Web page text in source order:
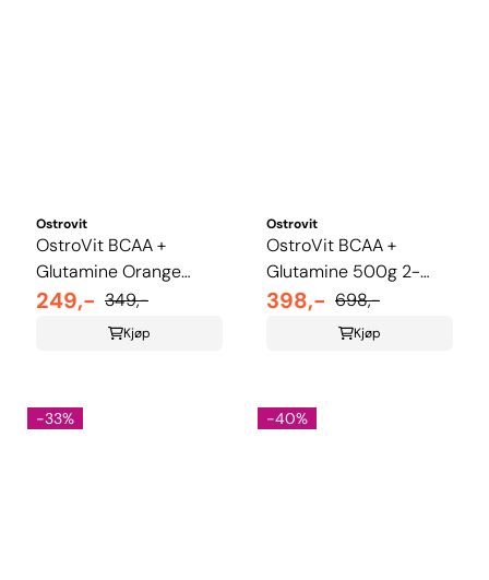
Ostrovit
OstroVit BCAA +
Glutamine Orange
500g
249,- 349,-
Kjøp
Ostrovit
OstroVit BCAA +
Glutamine 500g 2-
pakk
398,- 698,-
Kjøp
-33% -40%